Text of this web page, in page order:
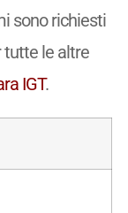
sono richiesti
tutte le altre
IGT.